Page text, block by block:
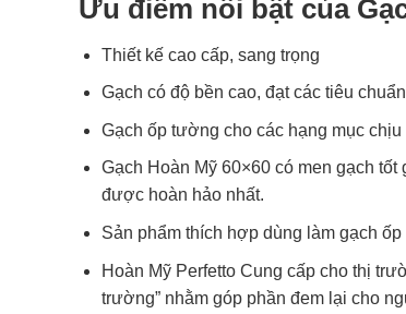
Ưu điểm nổi bật của
Thiết kế cao cấp, sang trọng
Gạch có độ bền cao, đạt các tiêu
Gạch ốp tường cho các hạng mục
Gạch Hoàn Mỹ 60×60 có men gạch
được hoàn hảo nhất.
Sản phẩm thích hợp dùng làm gạch
Hoàn Mỹ Perfetto Cung cấp cho thị
trường” nhằm góp phần đem lại cho